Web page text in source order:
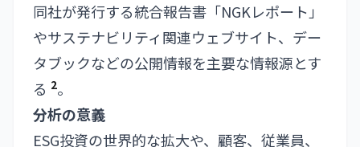
同社が発行する統合報告書「NGKレポート」
やサステナビリティ関連ウェブサイト、デー
タブックなどの公開情報を主要な情報源とす
る 2。
分析の意義
ESG投資の世界的な拡大や、顧客、従業員、